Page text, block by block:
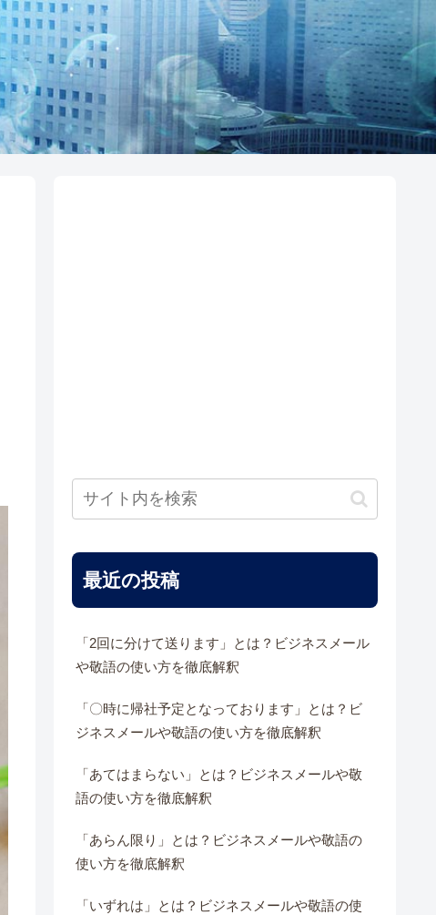
最近の投稿
「2回に分けて送ります」とは？ビジネスメール
や敬語の使い方を徹底解釈
「〇時に帰社予定となっております」とは？ビ
ジネスメールや敬語の使い方を徹底解釈
「あてはまらない」とは？ビジネスメールや敬
語の使い方を徹底解釈
「あらん限り」とは？ビジネスメールや敬語の
使い方を徹底解釈
「いずれは」とは？ビジネスメールや敬語の使